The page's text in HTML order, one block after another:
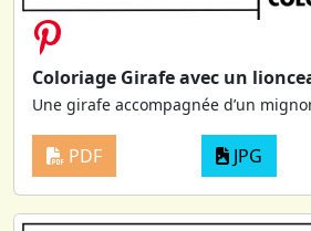
Coloriage Girafe avec un
Une girafe accompagnée d’un
PDF JPG